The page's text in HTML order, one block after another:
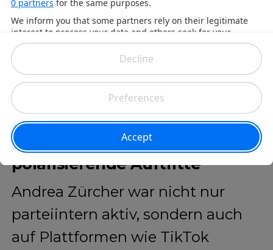
Zürcher – bekannt für
polarisierende Auftritte
Andrea Zürcher war nicht nur
parteiintern aktiv, sondern auch
auf Plattformen wie TikTok